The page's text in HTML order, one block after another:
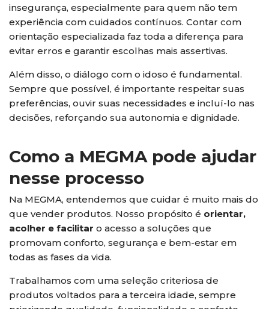
insegurança, especialmente para quem não tem
experiência com cuidados contínuos. Contar com
orientação especializada faz toda a diferença para
evitar erros e garantir escolhas mais assertivas.
Além disso, o diálogo com o idoso é fundamental.
Sempre que possível, é importante respeitar suas
preferências, ouvir suas necessidades e incluí-lo nas
decisões, reforçando sua autonomia e dignidade.
Como a MEGMA pode ajudar
nesse processo
Na MEGMA, entendemos que cuidar é muito mais do
que vender produtos. Nosso propósito é orientar,
acolher e facilitar o acesso a soluções que
promovam conforto, segurança e bem-estar em
todas as fases da vida.
Trabalhamos com uma seleção criteriosa de
produtos voltados para a terceira idade, sempre